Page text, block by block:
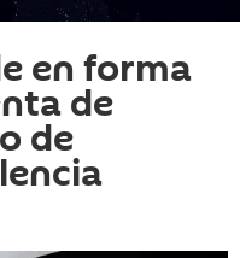
en forma
de
de